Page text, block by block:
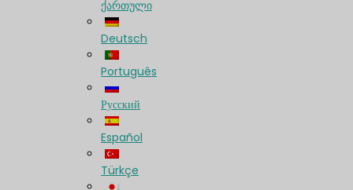
ქართული
Deutsch
Português
Русский
Español
Türkçe